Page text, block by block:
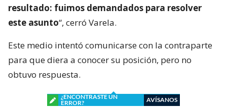
resultado: fuimos demandados para resolver
este asunto“, cerró Varela.
Este medio intentó comunicarse con la contraparte
para que diera a conocer su posición, pero no
obtuvo respuesta.
¿ENCONTRASTE UN
ERROR?
AVÍSANOS